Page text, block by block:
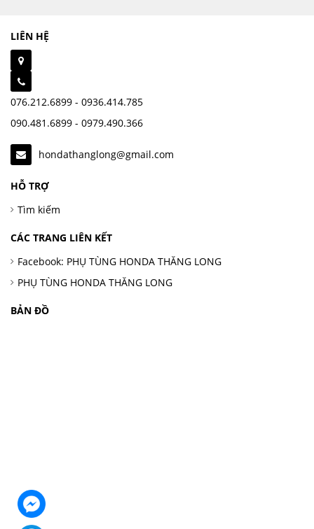
LIÊN HỆ
076.212.6899 - 0936.414.785
090.481.6899 - 0979.490.366
hondathanglong@gmail.com
HỖ TRỢ
Tìm kiếm
CÁC TRANG LIÊN KẾT
Facebook: PHỤ TÙNG HONDA THĂNG LONG
PHỤ TÙNG HONDA THĂNG LONG
BẢN ĐỒ